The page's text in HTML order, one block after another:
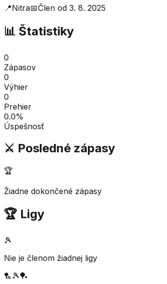
📍Nitra📅Člen od 3. 8. 2025
📊 Štatistiky
0
Zápasov
0
Výhier
0
Prehier
0.0%
Úspešnosť
⚔️ Posledné zápasy
🏆
Žiadne dokončené zápasy
🏆 Ligy
🎾
Nie je členom žiadnej ligy
🏸 🎾🏓